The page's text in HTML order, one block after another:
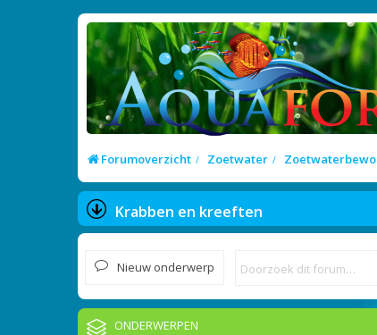
Forumoverzicht Zoetwater
Krabben en kreeften
Nieuw onderwerp
ONDERWERPEN